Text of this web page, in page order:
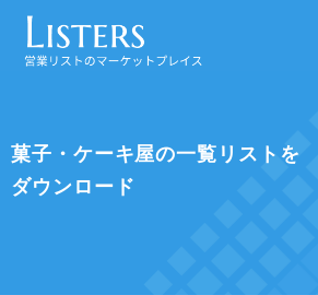
菓子・ケーキ屋の一覧リストを
ダウンロード